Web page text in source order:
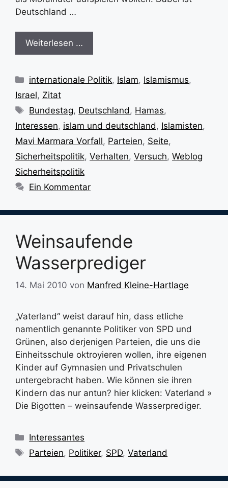
Deutschland …
Weiterlesen …
Kategorien
internationale Politik, Islam, Islamismus,
Israel, Zitat
Schlagwörter
Bundestag, Deutschland , Hamas,
Interessen, islam und deutschland , Islamisten,
Mavi Marmara Vorfall, Parteien, Seite,
Sicherheitspolitik, Verhalten, Versuch, Weblog
Sicherheitspolitik
Ein Kommentar
Weinsaufende
Wasserprediger
14. Mai 2010 von Manfred Kleine-Hartlage
„Vaterland“ weist darauf hin, dass etliche
namentlich genannte Politiker von SPD und
Grünen, also derjenigen Parteien, die uns die
Einheitsschule oktroyieren wollen, ihre eigenen
Kinder auf Gymnasien und Privatschulen
untergebracht haben. Wie können sie ihren
Kindern das nur antun? hier klicken: Vaterland »
Die Bigotten – weinsaufende Wasserprediger.
Kategorien
Interessantes
Schlagwörter
Parteien, Politiker, SPD,Vaterland